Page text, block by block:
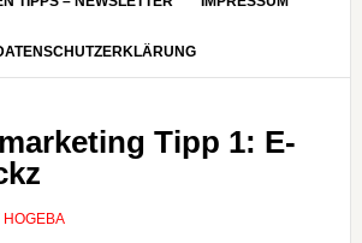
Tipp 1: E-
HOGEBA